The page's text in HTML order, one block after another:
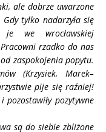
ale dobrze uwarzone
tylko nadarzyła się
je we wrocławskiej
rzadko do nas
zaspokojenia popytu.
(Krzysiek, Marek–
pije się raźniej!
pozostawiły pozytywne
są do siebie zbliżone